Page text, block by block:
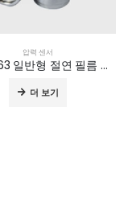
압력 센서
WPAK63 일반형 절연 필름 압력 센서
더 보기